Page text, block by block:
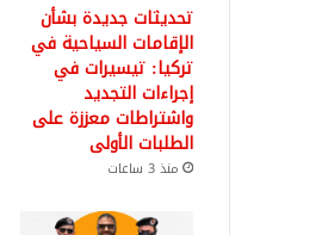
تحديثات جديدة بشأن
الإقامات السياحية في
تركيا: تيسيرات في
إجراءات التجديد
واشتراطات معززة على
الطلبات الأولى
منذ 3 ساعات